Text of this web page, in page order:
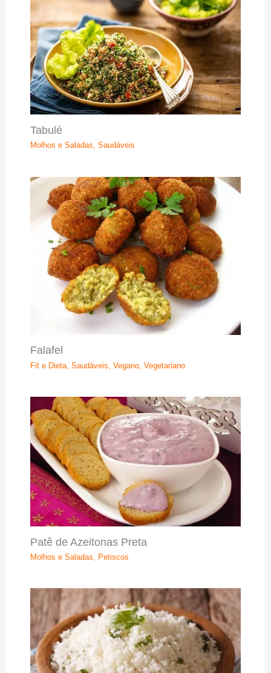
Tabulé
Molhos e Saladas, Saudáveis
Falafel
Fit e Dieta, Saudáveis Vegano, Vegetariano
Patê de Azeitonas Preta
Molhos e Saladas, Petiscos